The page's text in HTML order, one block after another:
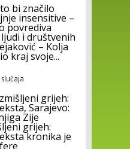
bi značilo
insensitive –
povrediva
i društvenih
– Kolja
kraj svoje...
grijeh:
Sarajevo:
Zije
grijeh:
kronika je